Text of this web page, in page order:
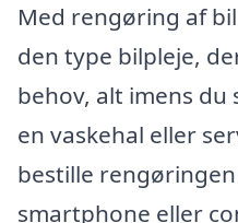
Med rengøring af
den type bilpleje,
behov, alt imens
en vaskehal eller
bestille
smartphone eller